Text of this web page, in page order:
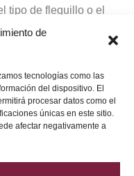
de
tecnologías como las
del dispositivo. El
procesar datos como el
únicas en este sitio.
afectar negativamente a
tipo de flequillo o el
sensación óptica de
u otros. Y lo
El color es
los rasgos del